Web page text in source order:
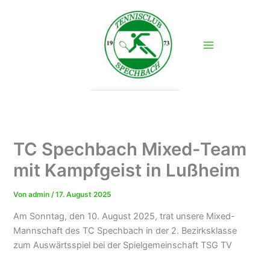
TC Spechbach Mixed-Team
mit Kampfgeist in Lußheim
Vonadmin/17. August 2025
Am Sonntag, den 10. August 2025, trat unsere Mixed-
Mannschaft des TC Spechbach in der 2. Bezirksklasse
zum Auswärtsspiel bei der Spielgemeinschaft TSG TV